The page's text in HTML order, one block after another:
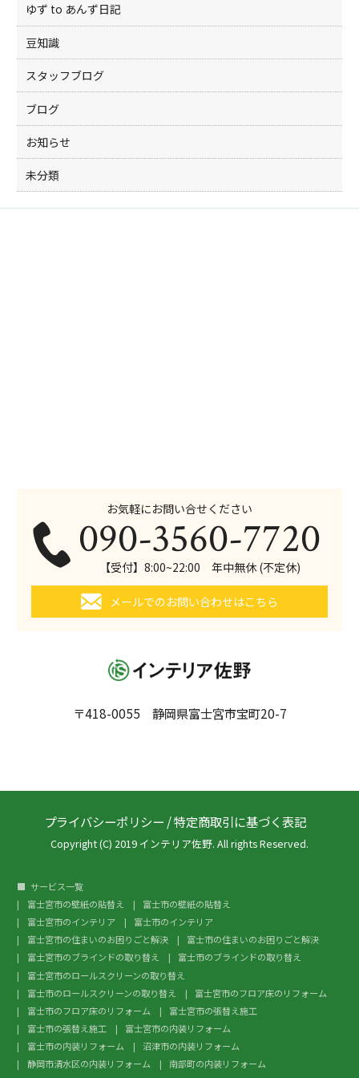
ゆず to あんず日記
豆知識
スタッフブログ
ブログ
お知らせ
未分類
お気軽にお問い合せください
090-3560-7720
【受付】8:00~22:00 年中無休 (不定休)
メールでのお問い合わせはこちら
〒418-0055 静岡県富士宮市宝町20-7
プライバシーポリシー /特定商取引に基づく表記
Copyright (C) 2019 インテリア佐野. All rights Reserved.
サービス一覧
富士宮市の壁紙の貼替え
富士市の壁紙の貼替え
富士宮市のインテリア
富士市のインテリア
富士宮市の住まいのお困りごと解決
富士市の住まいのお困りごと解決
富士宮市のブラインドの取り替え
富士市のブラインドの取り替え
富士宮市のロールスクリーンの取り替え
富士市のロールスクリーンの取り替え
富士宮市のフロア床のリフォーム
富士市のフロア床のリフォーム
富士宮市の張替え施工
富士市の張替え施工
富士宮市の内装リフォーム
富士市の内装リフォーム
沼津市の内装リフォーム
静岡市清水区の内装リフォーム
南部町の内装リフォーム